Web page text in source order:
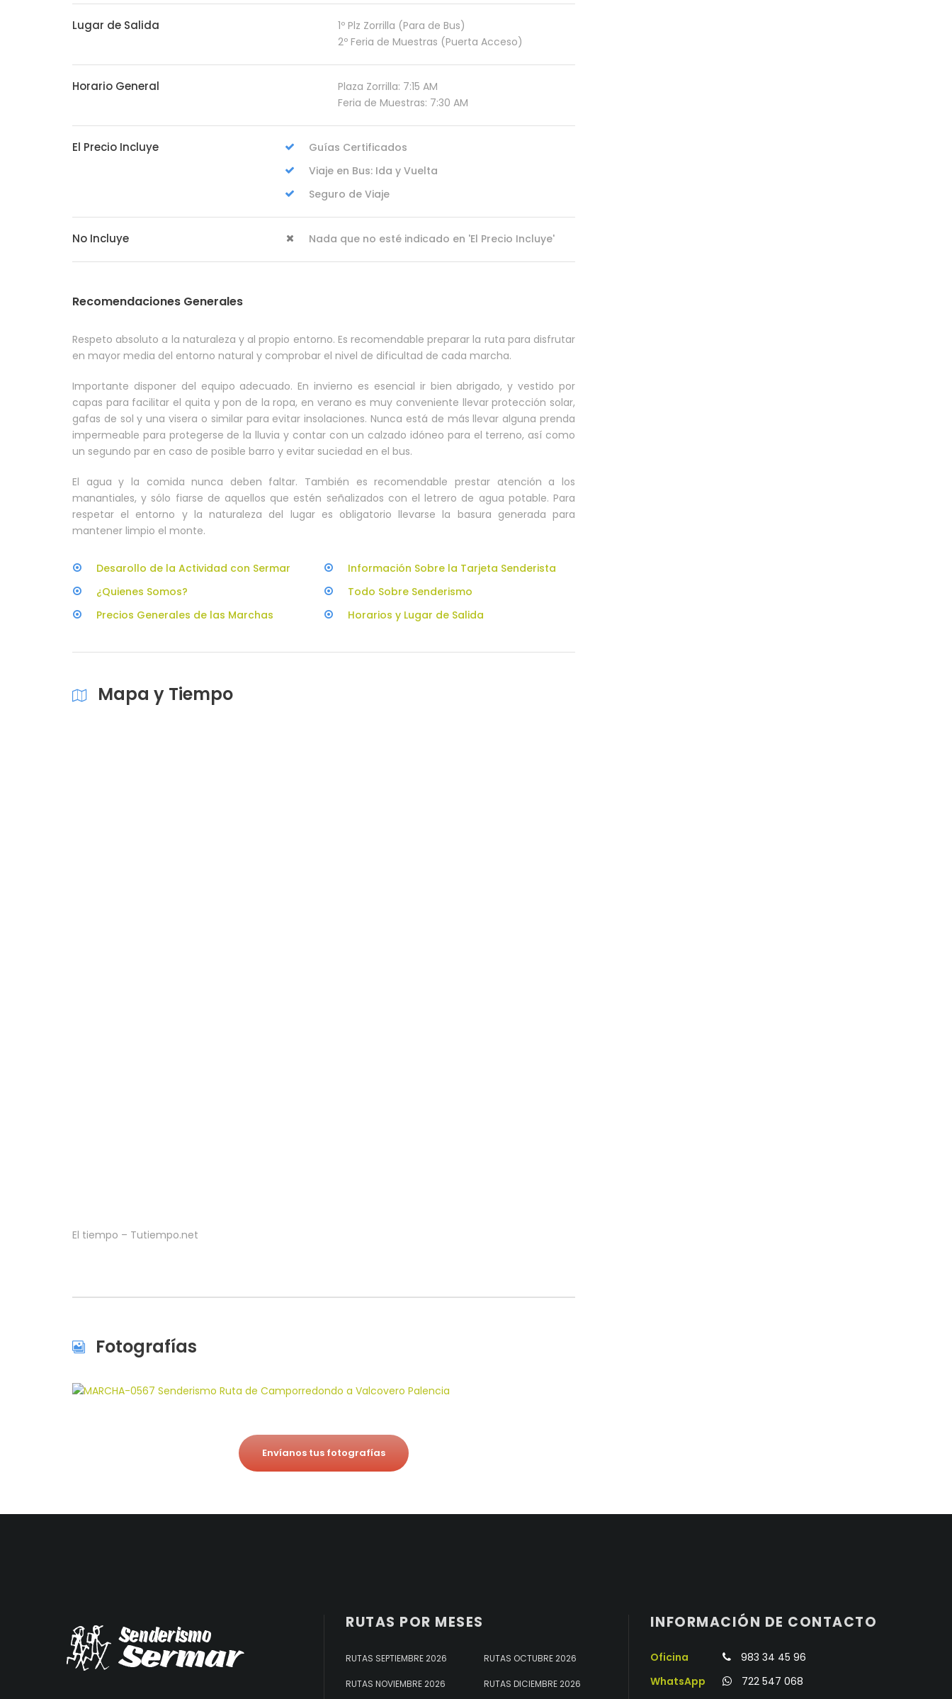
Lugar de Salida
1º Plz Zorrilla (Para de Bus)
2º Feria de Muestras (Puerta Acceso)
Horario General
Plaza Zorrilla: 7:15 AM
Feria de Muestras: 7:30 AM
El Precio Incluye
Guías Certificados
Viaje en Bus: Ida y Vuelta
Seguro de Viaje
No Incluye Nada que no esté indicado en 'El Precio Incluye'
Recomendaciones Generales
Respeto absoluto a la naturaleza y al propio entorno. Es recomendable preparar la ruta para disfrutar
en mayor media del entorno natural y comprobar el nivel de dificultad de cada marcha.
Importante disponer del equipo adecuado. En invierno es esencial ir bien abrigado, y vestido por
capas para facilitar el quita y pon de la ropa, en verano es muy conveniente llevar protección solar,
gafas de sol y una visera o similar para evitar insolaciones. Nunca está de más llevar alguna prenda
impermeable para protegerse de la lluvia y contar con un calzado idóneo para el terreno, así como
un segundo par en caso de posible barro y evitar suciedad en el bus.
El agua y la comida nunca deben faltar. También es recomendable prestar atención a los
manantiales, y sólo fiarse de aquellos que estén señalizados con el letrero de agua potable. Para
respetar el entorno y la naturaleza del lugar es obligatorio llevarse la basura generada para
mantener limpio el monte.
Desarollo de la Actividad con Sermar
Información Sobre la Tarjeta Senderista
¿Quienes Somos?
Todo Sobre Senderismo
Precios Generales de las Marchas
Horarios y Lugar de Salida
Mapa y Tiempo
El tiempo – Tutiempo.net
Fotografías
Envíanos tus fotografías
RUTAS POR MESES
RUTAS SEPTIEMBRE 2026 RUTAS OCTUBRE 2026
RUTAS NOVIEMBRE 2026 RUTAS DICIEMBRE 2026
INFORMACIÓN DE CONTACTO
Oficina
983 34 45 96
WhatsApp
722 547 068